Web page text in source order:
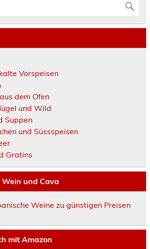
Vorspeisen
dem Ofen
und Wild
Suppen
und Süssspeisen
Gratins
und Cava
Weine zu günstigen Preisen
mit Amazon